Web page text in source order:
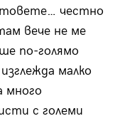
честно
вече не ме
по-голямо
малко
много
с големи